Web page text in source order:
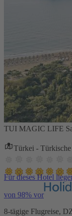
TUI MAGIC LIFE
Türkei -
Für dieses Hotel
von 98% vor
8-tägige Flugreise,